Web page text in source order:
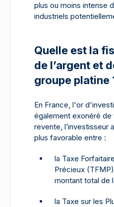
plus ou moins intense
industriels
Quelle est la
de l’argent et
groupe platine
En France, l'or
également exonéré de
revente, l’investisseur
plus favorable entre :
la Taxe
Précieux
montant total de
la Taxe sur les